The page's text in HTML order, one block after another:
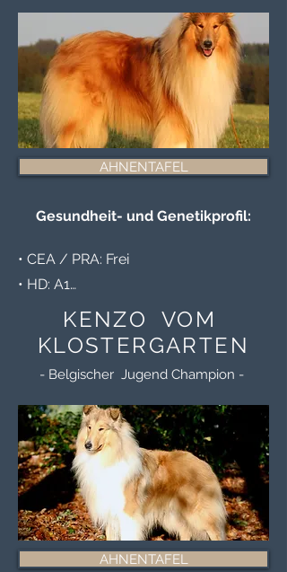
AHNENTAFEL
Gesundheit- und Genetikprofil:
• CEA / PRA: Frei
• HD: A1
• MDR1: +/-
• IPD: +/+
• CEA/CEA DMS: A/A
• b/b, C/c, rcd2-PRA: +/+
• Geboren am: 16.07.2015
KENZO VOM
KLOSTERGARTEN
- Belgischer Jugend Champion -
AHNENTAFEL